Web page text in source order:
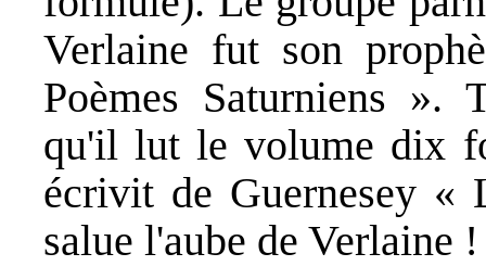
Verlaine fut son
Poèmes Saturniens ».
qu'il lut le volume dix
écrivit de Guernesey «
salue l'aube de Verlaine